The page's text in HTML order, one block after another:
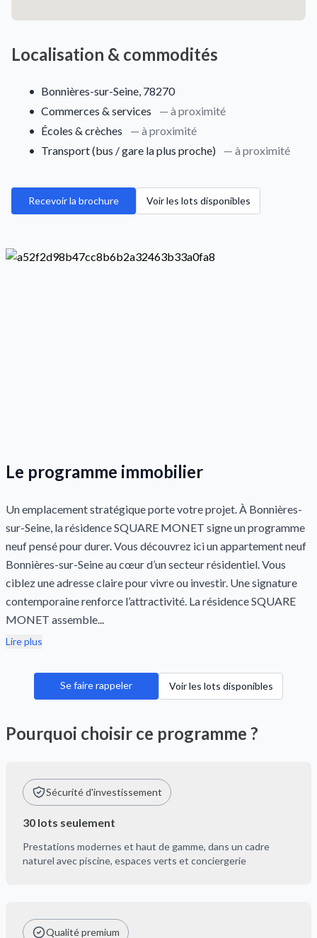
Localisation & commodités
• Bonnières-sur-Seine, 78270
• Commerces & services
— à proximité
• Écoles & crèches
— à proximité
• Transport (bus / gare la plus proche) — à proximité
Recevoir la brochure Voir les lots disponibles
Le programme immobilier
Un emplacement stratégique porte votre projet. À Bonnières-
sur-Seine, la résidence SQUARE MONET signe un programme
neuf pensé pour durer. Vous découvrez ici un appartement neuf
Bonnières-sur-Seine au cœur d’un secteur résidentiel. Vous
ciblez une adresse claire pour vivre ou investir. Une signature
contemporaine renforce l’attractivité. La résidence SQUARE
MONET assemble...
Lire plus
Se faire rappeler Voir les lots disponibles
Pourquoi choisir ce programme ?
Sécurité d'investissement
30 lots seulement
Prestations modernes et haut de gamme, dans un cadre
naturel avec piscine, espaces verts et conciergerie
Qualité premium